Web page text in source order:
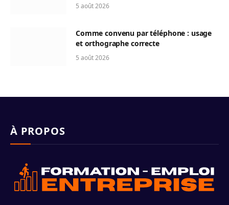
5 août 2026
Comme convenu par téléphone : usage
et orthographe correcte
5 août 2026
À PROPOS